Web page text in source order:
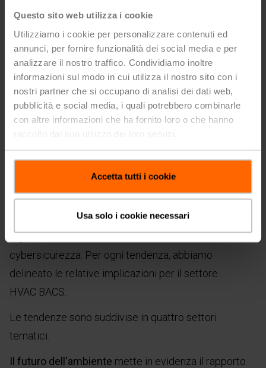
Questo sito web utilizza i cookie
Utilizziamo i cookie per personalizzare contenuti ed
annunci, per fornire funzionalità dei social media e per
analizzare il nostro traffico. Condividiamo inoltre
informazioni sul modo in cui utilizza il nostro sito con i
nostri partner che si occupano di analisi dei dati web,
pubblicità e social media, i quali potrebbero combinarle
con altre informazioni che ha fornito loro o che hanno
Accetta tutti i cookie
Usa solo i cookie necessari
abbiamo delineato le relative implicazioni per il
settore HVAC BACS.
I megatrend che stanno ridefinendo i settori
dell’edilizia e dell’HVAC includono il
cambiamento climatico, l’adozione di tecnologie
l’urbanizzazione, la centralità della salute e del
benessere, la sicurezza, la crescente
personalizzazione, l’ascesa di Cina e India, la
carenza di talenti, l’intelligenza artificiale, la
digitalizzazione, la connettività e la
cybersicurezza. Per ogni tendenza, abbiamo
delineato le relative implicazioni per il settore
HVAC BACS.
Le tendenze sono suddivise in quattro settori
tematici:
Il futuro dell'ambiente mette in evidenza il rapporto